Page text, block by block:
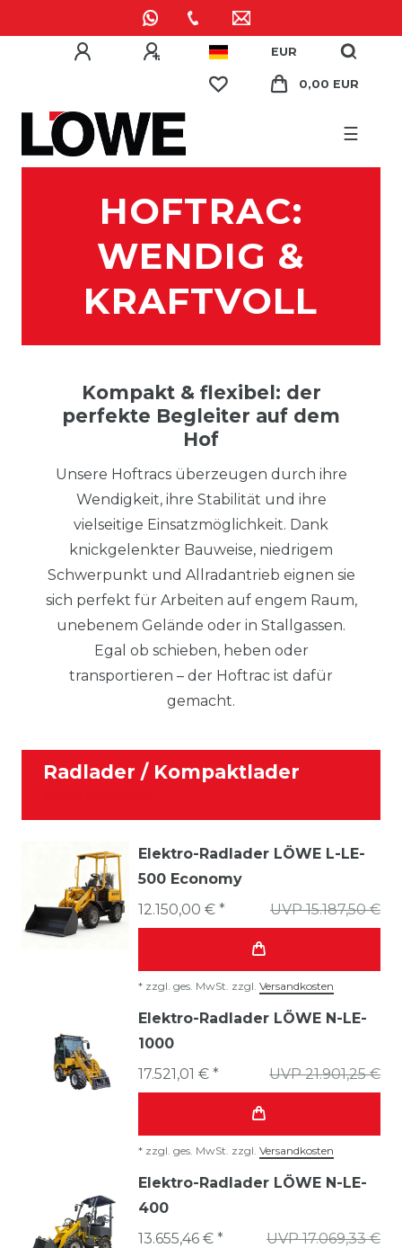
EUR
0,00 EUR
☰
HOFTRAC:
WENDIG &
KRAFTVOLL
Kompakt & flexibel: der
perfekte Begleiter auf dem
Hof
Unsere Hoftracs überzeugen durch ihre
Wendigkeit, ihre Stabilität und ihre
vielseitige Einsatzmöglichkeit. Dank
knickgelenkter Bauweise, niedrigem
Schwerpunkt und Allradantrieb eignen sie
sich perfekt für Arbeiten auf engem Raum,
unebenem Gelände oder in Stallgassen.
Egal ob schieben, heben oder
transportieren – der Hoftrac ist dafür
gemacht.
Radlader / Kompaktlader
Elektro-Radlader LÖWE L-LE-
500 Economy
UVP 15.187,50 €
12.150,00 € *
* zzgl. ges. MwSt. zzgl. Versandkosten
Elektro-Radlader LÖWE N-LE-
1000
UVP 21.901,25 €
17.521,01 € *
* zzgl. ges. MwSt. zzgl. Versandkosten
Elektro-Radlader LÖWE N-LE-
400
UVP 17.069,33 €
13.655,46 € *